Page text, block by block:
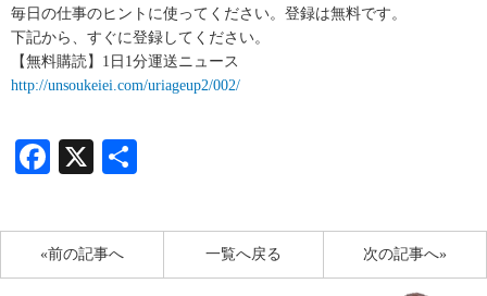
毎日の仕事のヒントに使ってください。登録は無料です。
下記から、すぐに登録してください。
【無料購読】1日1分運送ニュース
http://unsoukeiei.com/uriageup2/002/
Facebook
X
«前の記事へ 次の記事へ»
一覧へ戻る